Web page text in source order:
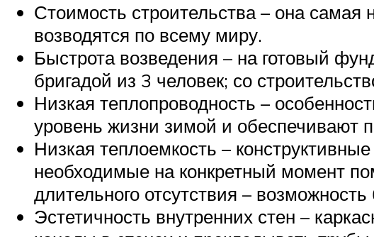
Стоимость строительства – она самая
возводятся по всему миру.
Быстрота возведения – на готовый
бригадой из 3 человек; со
Низкая теплопроводность –
уровень жизни зимой и обеспечивают
Низкая теплоемкость –
необходимые на конкретный момент
длительного отсутствия –
Эстетичность внутренних стен –